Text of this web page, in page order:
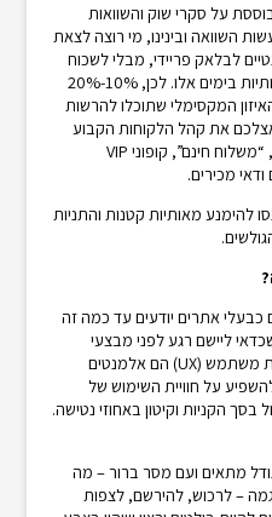
על סקרי שוק והשוואות
השוואה ובינינו, מי רוצה לצאת
לבלאק פריידי, מבלי לשכוח
שקונים רגילים לקבל הנחות משמעותיות בימים אלו. לכן, 10%-20%
המקסימלי שתוכלו להרשות
את קהל הלקוחות הקבוע
עם צ’ופרים נוספים כמו “קנה קבל”, “משלוח חינם”, קופוני VIP
מכירים.
להימנע מאותיות קטנות והתניות
אתרים יודעים עד כמה זה
ליישם רגע לפני מבצעי
נובמבר. ממשק משתמש (UI) וחוויית משתמש (UX) הם אלמנטים
על חוויית השימוש של
בסך הקניות וקיטון באחוזי נטישה.
מתאים ועם מסר ברור – מה
– לרכוש, להירשם, לצפות